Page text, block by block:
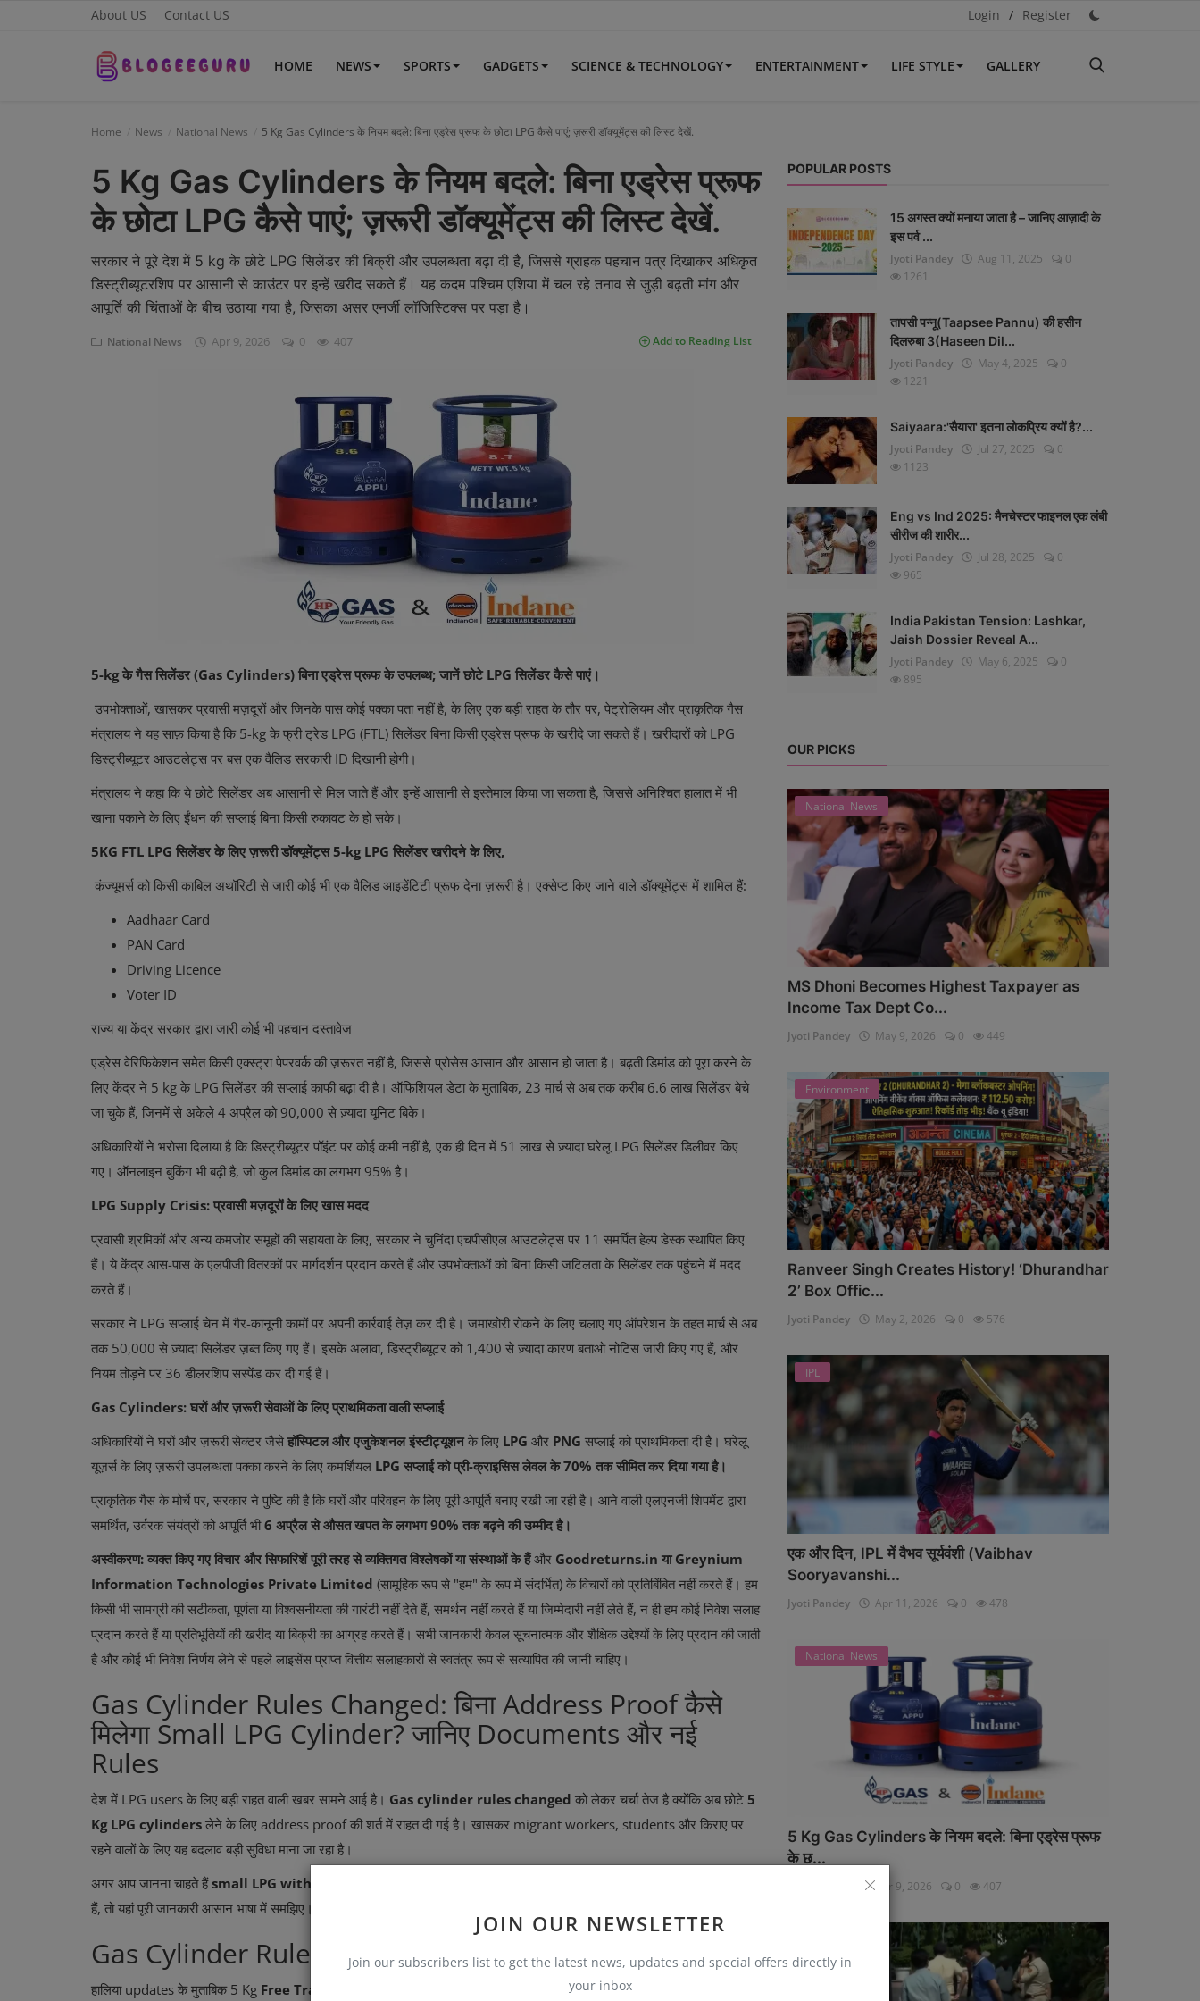
About US Contact US Login / Register
HOME NEWS SPORTS GADGETS SCIENCE & TECHNOLOGY ENTERTAINMENT LIFE STYLE GALLERY
JOIN OUR NEWSLETTER
Join our subscribers list to get the latest news, updates and special offers directly in
your inbox
Home News National News 5 Kg Gas Cylinders के नियम बदले: बिना एड्रेस प्रूफ के छोटा LPG कैसे पाएं; ज़रूरी डॉक्यूमेंट्स की लिस्ट देखें.
5 Kg Gas Cylinders के नियम बदले: बिना एड्रेस प्रूफ
के छोटा LPG कैसे पाएं; ज़रूरी डॉक्यूमेंट्स की लिस्ट देखें.
सरकार ने पूरे देश में 5 kg के छोटे LPG सिलेंडर की बिक्री और उपलब्धता बढ़ा दी है, जिससे ग्राहक पहचान पत्र दिखाकर अधिकृत
डिस्ट्रीब्यूटरशिप पर आसानी से काउंटर पर इन्हें खरीद सकते हैं। यह कदम पश्चिम एशिया में चल रहे तनाव से जुड़ी बढ़ती मांग और
आपूर्ति की चिंताओं के बीच उठाया गया है, जिसका असर एनर्जी लॉजिस्टिक्स पर पड़ा है।
National News Apr 9, 2026 0 407 Add to Reading List
5-kg के गैस सिलेंडर (Gas Cylinders) बिना एड्रेस प्रूफ के उपलब्ध; जानें छोटे LPG सिलेंडर कैसे पाएं।
उपभोक्ताओं, खासकर प्रवासी मज़दूरों और जिनके पास कोई पक्का पता नहीं है, के लिए एक बड़ी राहत के तौर पर, पेट्रोलियम और प्राकृतिक गैस
मंत्रालय ने यह साफ़ किया है कि 5-kg के फ्री ट्रेड LPG (FTL) सिलेंडर बिना किसी एड्रेस प्रूफ के खरीदे जा सकते हैं। खरीदारों को LPG
डिस्ट्रीब्यूटर आउटलेट्स पर बस एक वैलिड सरकारी ID दिखानी होगी।
मंत्रालय ने कहा कि ये छोटे सिलेंडर अब आसानी से मिल जाते हैं और इन्हें आसानी से इस्तेमाल किया जा सकता है, जिससे अनिश्चित हालात में भी
खाना पकाने के लिए ईंधन की सप्लाई बिना किसी रुकावट के हो सके।
5KG FTL LPG सिलेंडर के लिए ज़रूरी डॉक्यूमेंट्स 5-kg LPG सिलेंडर खरीदने के लिए,
कंज्यूमर्स को किसी काबिल अथॉरिटी से जारी कोई भी एक वैलिड आइडेंटिटी प्रूफ देना ज़रूरी है। एक्सेप्ट किए जाने वाले डॉक्यूमेंट्स में शामिल हैं:
Aadhaar Card
PAN Card
Driving Licence
Voter ID
राज्य या केंद्र सरकार द्वारा जारी कोई भी पहचान दस्तावेज़
एड्रेस वेरिफिकेशन समेत किसी एक्स्ट्रा पेपरवर्क की ज़रूरत नहीं है, जिससे प्रोसेस आसान और आसान हो जाता है। बढ़ती डिमांड को पूरा करने के
लिए केंद्र ने 5 kg के LPG सिलेंडर की सप्लाई काफी बढ़ा दी है। ऑफिशियल डेटा के मुताबिक, 23 मार्च से अब तक करीब 6.6 लाख सिलेंडर बेचे
जा चुके हैं, जिनमें से अकेले 4 अप्रैल को 90,000 से ज़्यादा यूनिट बिके।
अधिकारियों ने भरोसा दिलाया है कि डिस्ट्रीब्यूटर पॉइंट पर कोई कमी नहीं है, एक ही दिन में 51 लाख से ज़्यादा घरेलू LPG सिलेंडर डिलीवर किए
गए। ऑनलाइन बुकिंग भी बढ़ी है, जो कुल डिमांड का लगभग 95% है।
LPG Supply Crisis: प्रवासी मज़दूरों के लिए खास मदद
प्रवासी श्रमिकों और अन्य कमजोर समूहों की सहायता के लिए, सरकार ने चुनिंदा एचपीसीएल आउटलेट्स पर 11 समर्पित हेल्प डेस्क स्थापित किए
हैं। ये केंद्र आस-पास के एलपीजी वितरकों पर मार्गदर्शन प्रदान करते हैं और उपभोक्ताओं को बिना किसी जटिलता के सिलेंडर तक पहुंचने में मदद
करते हैं।
सरकार ने LPG सप्लाई चेन में गैर-कानूनी कामों पर अपनी कार्रवाई तेज़ कर दी है। जमाखोरी रोकने के लिए चलाए गए ऑपरेशन के तहत मार्च से अब
तक 50,000 से ज़्यादा सिलेंडर ज़ब्त किए गए हैं। इसके अलावा, डिस्ट्रीब्यूटर को 1,400 से ज़्यादा कारण बताओ नोटिस जारी किए गए हैं, और
नियम तोड़ने पर 36 डीलरशिप सस्पेंड कर दी गई हैं।
Gas Cylinders: घरों और ज़रूरी सेवाओं के लिए प्राथमिकता वाली सप्लाई
अधिकारियों ने घरों और ज़रूरी सेक्टर जैसे हॉस्पिटल और एजुकेशनल इंस्टीट्यूशनके लिए LPG और PNG सप्लाई को प्राथमिकता दी है। घरेलू
यूज़र्स के लिए ज़रूरी उपलब्धता पक्का करने के लिए कमर्शियल LPG सप्लाई को प्री-क्राइसिस लेवल के 70% तक सीमित कर दिया गया है।
प्राकृतिक गैस के मोर्चे पर, सरकार ने पुष्टि की है कि घरों और परिवहन के लिए पूरी आपूर्ति बनाए रखी जा रही है। आने वाली एलएनजी शिपमेंट द्वारा
समर्थित, उर्वरक संयंत्रों को आपूर्ति भी6 अप्रैल से औसत खपत के लगभग 90% तक बढ़ने की उम्मीद है।
अस्वीकरण: व्यक्त किए गए विचार और सिफारिशें पूरी तरह से व्यक्तिगत विश्लेषकों या संस्थाओं के हैंऔर Goodreturns.in या Greynium
Information Technologies Private Limited (सामूहिक रूप से "हम" के रूप में संदर्भित) के विचारों को प्रतिबिंबित नहीं करते हैं। हम
किसी भी सामग्री की सटीकता, पूर्णता या विश्वसनीयता की गारंटी नहीं देते हैं, समर्थन नहीं करते हैं या जिम्मेदारी नहीं लेते हैं, न ही हम कोई निवेश सलाह
प्रदान करते हैं या प्रतिभूतियों की खरीद या बिक्री का आग्रह करते हैं। सभी जानकारी केवल सूचनात्मक और शैक्षिक उद्देश्यों के लिए प्रदान की जाती
है और कोई भी निवेश निर्णय लेने से पहले लाइसेंस प्राप्त वित्तीय सलाहकारों से स्वतंत्र रूप से सत्यापित की जानी चाहिए।
Gas Cylinder Rules Changed: बिना Address Proof कैसे
मिलेगा Small LPG Cylinder? जानिए Documents और नई
Rules
देश में LPG users के लिए बड़ी राहत वाली खबर सामने आई है। Gas cylinder rules changed को लेकर चर्चा तेज है क्योंकि अब छोटे 5
Kg LPG cylinders लेने के लिए address proof की शर्त में राहत दी गई है। खासकर migrant workers, students और किराए पर
रहने वालों के लिए यह बदलाव बड़ी सुविधा माना जा रहा है।
अगर आप जानना चाहते हैंsmall LPG without address proof कैसे मिलेगा
हैं, तो यहां पूरी जानकारी आसान भाषा में समझिए।
Gas Cylinder Rules Changed: क्या बदला?
हालिया updates के मुताबिक 5 Kg Free Trade LPG (FTL)
cylinders के लिए address proof requirement में राहत दी गई है।
POPULAR POSTS
15 अगस्त क्यों मनाया जाता है – जानिए आज़ादी के
इस पर्व ...
Jyoti Pandey
Aug 11, 2025
0
1261
तापसी पन्नू(Taapsee Pannu) की हसीन
दिलरुबा 3(Haseen Dil...
Jyoti Pandey
May 4, 2025
0
1221
Saiyaara:'सैयारा' इतना लोकप्रिय क्यों है?...
Jyoti Pandey
Jul 27, 2025
0
1123
Eng vs Ind 2025: मैनचेस्टर फाइनल एक लंबी
सीरीज की शारीर...
Jyoti Pandey
Jul 28, 2025
0
965
India Pakistan Tension: Lashkar,
Jaish Dossier Reveal A...
Jyoti Pandey
May 6, 2025
0
895
OUR PICKS
National News
MS Dhoni Becomes Highest Taxpayer as
Income Tax Dept Co...
Jyoti Pandey May 9, 2026 0 449
Environment
Ranveer Singh Creates History! ‘Dhurandhar
2’ Box Offic...
Jyoti Pandey May 2, 2026 0 576
IPL
एक और दिन, IPL में वैभव सूर्यवंशी (Vaibhav
Sooryavanshi...
Jyoti Pandey Apr 11, 2026 0 478
National News
5 Kg Gas Cylinders के नियम बदले: बिना एड्रेस प्रूफ
के छ...
Apr 9, 2026 0 407